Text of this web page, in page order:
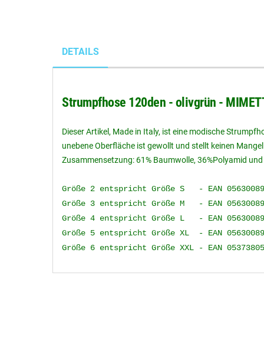
DETAILS
Strumpfhose 120den - olivgrün -
Dieser Artikel, Made in Italy, ist eine modische
unebene Oberfläche ist gewollt und stellt keinen
Zusammensetzung: 61% Baumwolle, 36%Polyamid
Größe 2 entspricht Größe S - EAN
Größe 3 entspricht Größe M - EAN
Größe 4 entspricht Größe L - EAN
Größe 5 entspricht Größe XL - EAN
Größe 6 entspricht Größe XXL - EAN